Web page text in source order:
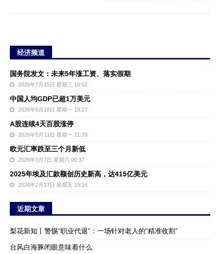
经济频道
国务院发文：未来5年涨工资、落实假期
2026年7月15日 星期三 18:02
中国人均GDP已超1万美元
2026年5月18日 星期一 18:27
A股连续4天百股涨停
2026年5月11日 星期一 21:33
欧元汇率跌至三个月新低
2026年3月7日 星期六 00:37
2025年埃及汇款额创历史新高，达415亿美元
2026年2月27日 星期五 19:16
近期文章
梨花新知丨警惕“职业代退”：一场针对老人的“精准收割”
台风白海豚闭眼意味着什么